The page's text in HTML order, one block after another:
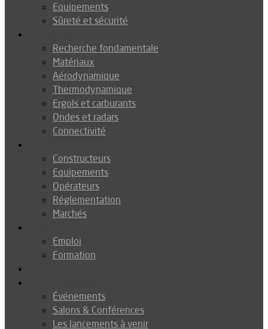
Equipements
Sûreté et sécurité
Recherche fondamentale
Matériaux
Aérodynamique
Thermodynamique
Ergols et carburants
Ondes et radars
Connectivité
Constructeurs
Equipements
Opérateurs
Réglementation
Marchés
Emploi
Formation
Événements
Salons & Conférences
Les lancements à venir